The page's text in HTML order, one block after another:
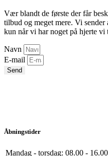
Vær blandt de første der får
tilbud og meget mere. Vi
kun når vi har noget på hjerte
Navn
E-mail
Send
Åbningstider
Mandag - torsdag: 08.00 - 16.00